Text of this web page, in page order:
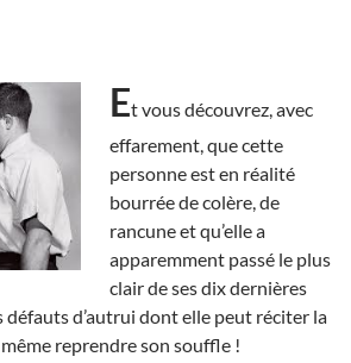
Et vous découvrez, avec
effarement, que cette
personne est en réalité
bourrée de colère, de
rancune et qu’elle a
apparemment passé le plus
clair de ses dix dernières
défauts d’autrui dont elle peut réciter la
reprendre son souffle !